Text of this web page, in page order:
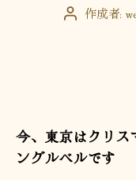
投 作成者:
今、東京はクリス
ングルベルです